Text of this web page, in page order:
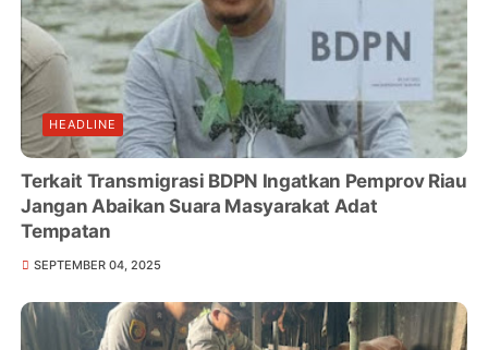
HEADLINE
Terkait Transmigrasi BDPN Ingatkan Pemprov Riau
Jangan Abaikan Suara Masyarakat Adat
Tempatan
SEPTEMBER 04, 2025